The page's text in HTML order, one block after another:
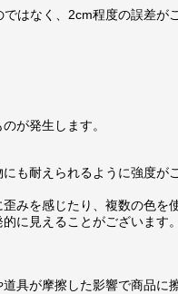
はなく、2cm程度の誤差が
が発生します。
も耐えられるように強度が
みを感じたり、複数の色を
に見えることがございます
具が摩擦した影響で商品に